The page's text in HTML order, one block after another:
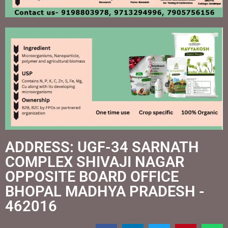
ADDRESS: UGF-34 SARNATH
COMPLEX SHIVAJI NAGAR
OPPOSITE BOARD OFFICE
BHOPAL MADHYA PRADESH -
462016